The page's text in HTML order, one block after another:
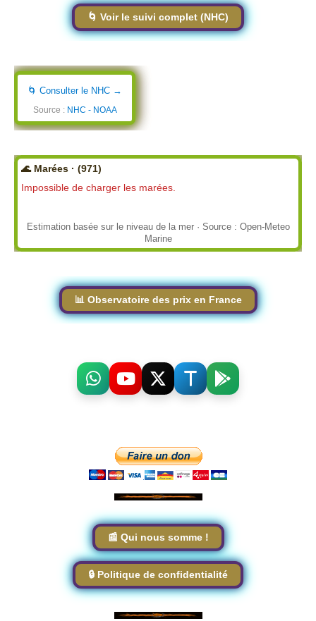
🌀 Voir le suivi complet (NHC)
🌀 Consulter le NHC →
Source : NHC - NOAA
🌊 Marées · (971)
Impossible de charger les marées.
Estimation basée sur le niveau de la mer · Source : Open-Meteo
Marine
📊 Observatoire des prix en France
📰 Qui nous somme !
🔒 Politique de confidentialité